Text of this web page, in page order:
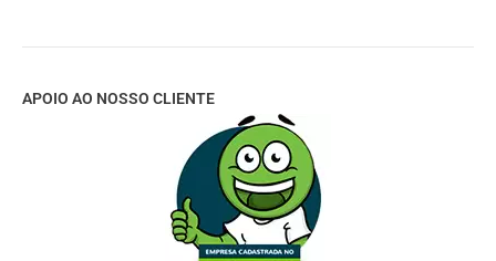
APOIO AO NOSSO CLIENTE